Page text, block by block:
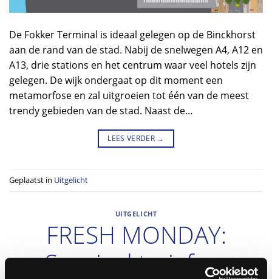
De Fokker Terminal is ideaal gelegen op de Binckhorst
aan de rand van de stad. Nabij de snelwegen A4, A12 en
A13, drie stations en het centrum waar veel hotels zijn
gelegen. De wijk ondergaat op dit moment een
metamorfose en zal uitgroeien tot één van de meest
trendy gebieden van de stad. Naast de…
LEES VERDER →
Geplaatst in Uitgelicht
UITGELICHT
FRESH MONDAY:
Speciaal tarief op